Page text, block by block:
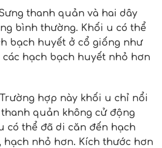
thanh quản và hai dây
bình thường. Khối u có thể
bạch huyết ở cổ giống như
hạch bạch huyết nhỏ hơn
hợp này khối u chỉ nổi
quản không cử động
có thể đã di căn đến hạch
hạch nhỏ hơn. Kích thước hơn